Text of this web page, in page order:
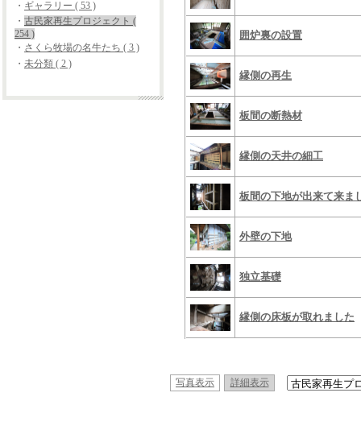
・ ギャラリー ( 53 )
・ 古民家再生プロジェクト (
254 )
・ さくら牧場の名牛たち ( 3 )
・ 未分類 ( 2 )
囲炉裏の設置
縁側の再生
板間の断熱材
縁側の天井の細工
板間の下地が出来て来ま
外壁の下地
独立基礎
縁側の床板が取れました
写真表示 詳細表示